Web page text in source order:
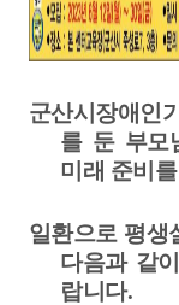
군산시장애인
를 둔 부모
미래 준비를
일환으로 평생
다음과 같
랍니다.